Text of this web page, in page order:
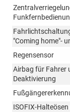
"Coming home"-
Regensensor
Airbag für Fahrer
Deaktivierung
ISOFIX-